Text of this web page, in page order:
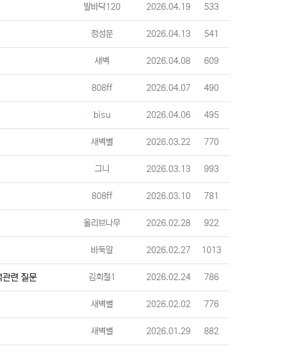
등록자
발바닥120 등록일
2026.04.19 조회
533
등록자
정성문 등록일
2026.04.13 조회
541
등록자
새벽 등록일
2026.04.08 조회
609
등록자
808ff 등록일
2026.04.07 조회
490
등록자
bisu 등록일
2026.04.06 조회
495
등록자
새벽별 등록일
2026.03.22 조회
770
등록자
그니 등록일
2026.03.13 조회
993
등록자
808ff 등록일
2026.03.10 조회
781
등록자
올리브나무 등록일
2026.02.28 조회
922
등록자
바둑알 등록일
2026.02.27 조회
1013
련 질문 등록자
김희철1 등록일
2026.02.24 조회
786
등록자
새벽별 등록일
2026.02.02 조회
776
등록자
새벽별 등록일
2026.01.29 조회
882